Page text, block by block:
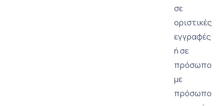
σε
οριστικές
εγγραφές
ή σε
πρόσωπο
με
πρόσωπο